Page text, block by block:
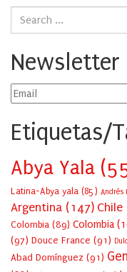
Newsletter
Etiquetas/
Abya Yala
Latina-Abya yala (85) Andrés
Argentina (147) Chile
Colombia (89) Colombia
(97) Douce France (91)
Abad Domínguez (91)